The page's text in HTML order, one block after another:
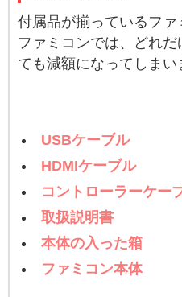
付属品が揃っているフ
ファミコンでは、どれ
ても減額になってしまい
USBケーブル
HDMIケーブル
コントローラーケー
取扱説明書
本体の入った箱
ファミコン本体